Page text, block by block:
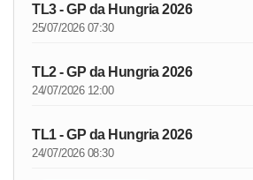
TL3 - GP da Hungria 2026
25/07/2026 07:30
TL2 - GP da Hungria 2026
24/07/2026 12:00
TL1 - GP da Hungria 2026
24/07/2026 08:30